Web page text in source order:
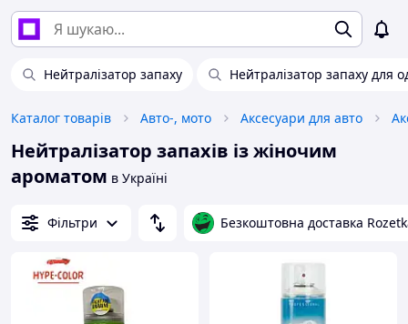
Нейтралізатор запаху Нейтралізатор запаху для
Каталог товарів Авто-, мото Аксесуари для авто
Нейтралізатор запахів із жіночим
ароматом в Україні
Фільтри Безкоштовна доставка